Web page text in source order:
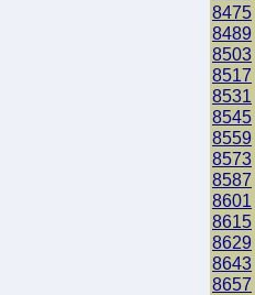
8475
8489
8503
8517
8531
8545
8559
8573
8587
8601
8615
8629
8643
8657